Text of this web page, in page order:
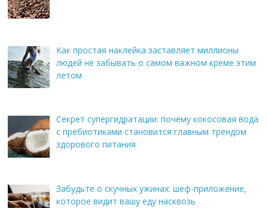
Как простая наклейка заставляет миллионы
людей не забывать о самом важном креме этим
летом
Секрет супергидратации: почему кокосовая вода
с пребиотиками становится главным трендом
здорового питания
Забудьте о скучных ужинах: шеф-приложение,
которое видит вашу еду насквозь